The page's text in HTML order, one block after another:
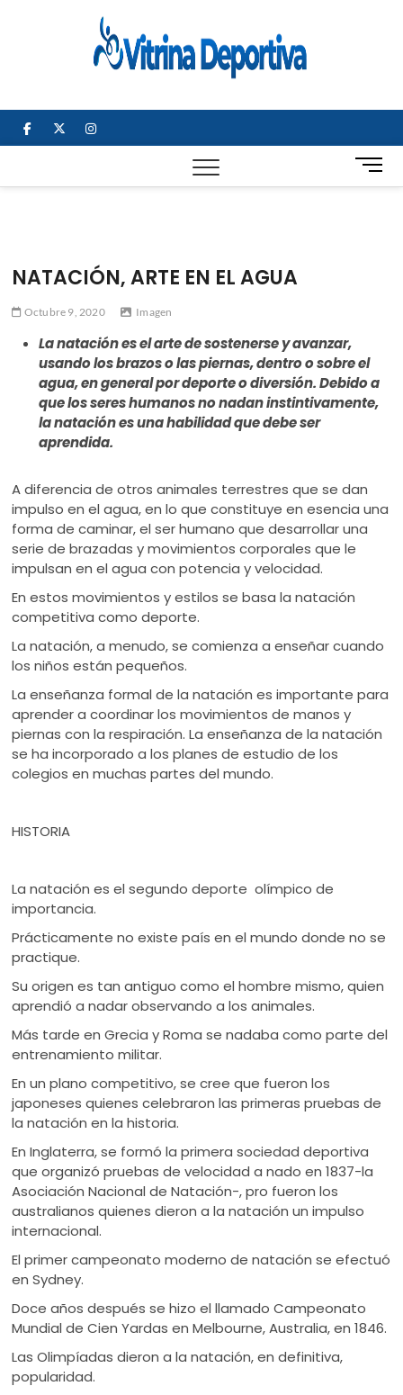
facebook
twitterinstagram
B
o
ú
NATACIÓN, ARTE EN EL AGUA
Octubre 9, 2020 Imagen
La natación es el arte de sostenerse y avanzar,
usando los brazos o las piernas, dentro o sobre el
agua, en general por deporte o diversión. Debido a
que los seres humanos no nadan instintivamente,
la natación es una habilidad que debe ser
aprendida.
A diferencia de otros animales terrestres que se dan
impulso en el agua, en lo que constituye en esencia una
forma de caminar, el ser humano que desarrollar una
serie de brazadas y movimientos corporales que le
impulsan en el agua con potencia y velocidad.
En estos movimientos y estilos se basa la natación
competitiva como deporte.
La natación, a menudo, se comienza a enseñar cuando
los niños están pequeños.
La enseñanza formal de la natación es importante para
aprender a coordinar los movimientos de manos y
piernas con la respiración. La enseñanza de la natación
se ha incorporado a los planes de estudio de los
colegios en muchas partes del mundo.
HISTORIA
La natación es el segundo deporte olímpico de
importancia.
Prácticamente no existe país en el mundo donde no se
practique.
Su origen es tan antiguo como el hombre mismo, quien
aprendió a nadar observando a los animales.
Más tarde en Grecia y Roma se nadaba como parte del
entrenamiento militar.
En un plano competitivo, se cree que fueron los
japoneses quienes celebraron las primeras pruebas de
la natación en la historia.
En Inglaterra, se formó la primera sociedad deportiva
que organizó pruebas de velocidad a nado en 1837-la
Asociación Nacional de Natación-, pro fueron los
australianos quienes dieron a la natación un impulso
internacional.
El primer campeonato moderno de natación se efectuó
en Sydney.
Doce años después se hizo el llamado Campeonato
Mundial de Cien Yardas en Melbourne, Australia, en 1846.
Las Olimpíadas dieron a la natación, en definitiva,
popularidad.